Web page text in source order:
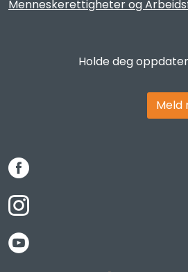
Menneskerettigheter og
Holde deg
Meld